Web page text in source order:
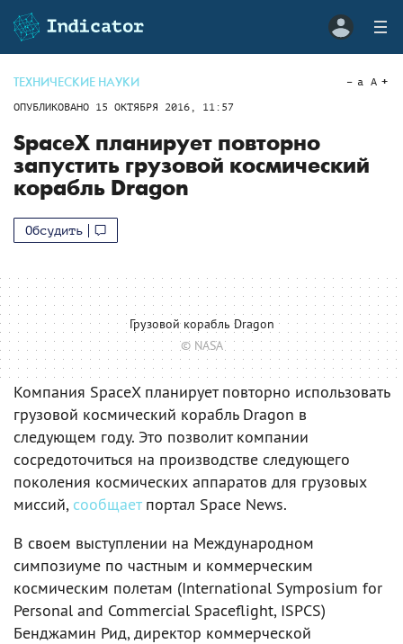
ТЕХНИЧЕСКИЕ НАУКИ
ОПУБЛИКОВАНО 15 ОКТЯБРЯ 2016, 11:57
a A
SpaceX планирует повторно
запустить грузовой космический
корабль Dragon
Обсудить
Грузовой корабль Dragon
© NASA
Компания SpaceX планирует повторно использовать
грузовой космический корабль Dragon в
следующем году. Это позволит компании
сосредоточиться на производстве следующего
поколения космических аппаратов для грузовых
миссий, сообщаетпортал Space News.
В своем выступлении на Международном
симпозиуме по частным и коммерческим
космическим полетам (International Symposium for
Personal and Commercial Spaceflight, ISPCS)
Бенджамин Рид, директор коммерческой